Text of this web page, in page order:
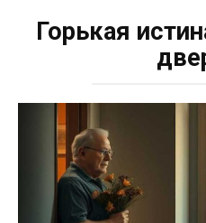
Горькая